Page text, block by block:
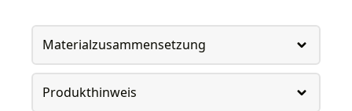
Materialzusammensetzung
Produkthinweis